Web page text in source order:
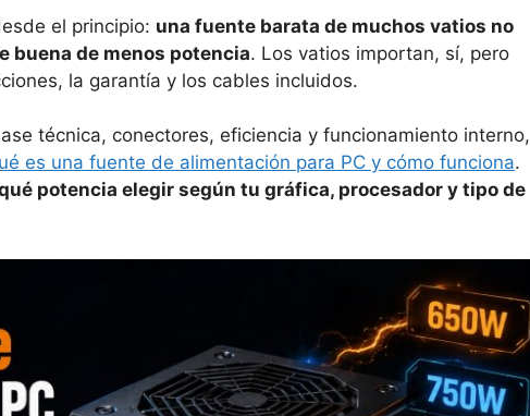
el principio: una fuente barata de muchos vatios no
buena de menos potencia. Los vatios importan, sí, pero
la garantía y los cables incluidos.
técnica, conectores, eficiencia y funcionamiento interno,
es una fuente de alimentación para PC y cómo funciona.
potencia elegir según tu gráfica, procesador y tipo de